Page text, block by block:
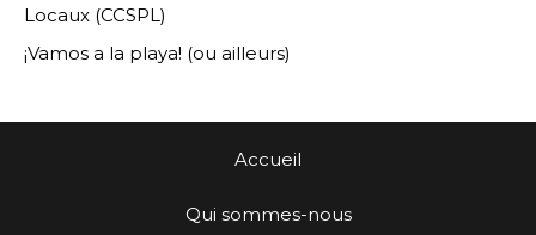
Locaux (CCSPL)
¡Vamos a la playa! (ou ailleurs)
Accueil
Qui sommes-nous